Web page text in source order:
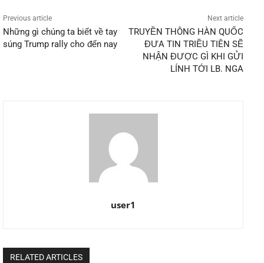
Previous article
Những gì chúng ta biết về tay
súng Trump rally cho đến nay
Next article
TRUYỀN THÔNG HÀN QUỐC
ĐƯA TIN TRIỀU TIÊN SẼ
NHẬN ĐƯỢC GÌ KHI GỬI
LÍNH TỚI LB. NGA
user1
RELATED ARTICLES